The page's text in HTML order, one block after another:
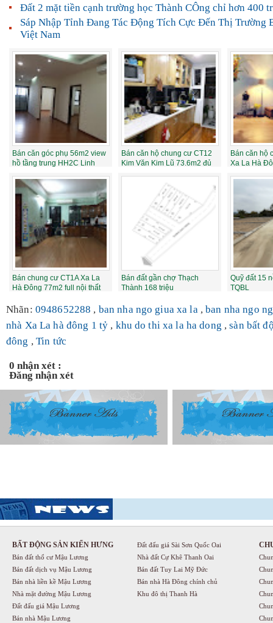
Đất 2 mặt tiền cạnh trường học Thành CÔng chỉ hơn 400
Sáp Nhập Tỉnh Đang Tác Động Tích Cực Đến Thị Trường
Việt Nam
Bán căn góc phụ 56m2 view
hồ tầng trung HH2C Linh
Bán căn hộ chung cư CT12
Kim Văn Kim Lũ 73.6m2 đủ
Bán căn hộ
Xa La Hà
Bán chung cư CT1A Xa La
Hà Đông 77m2 full nội thất
Bán đất gần chợ Thạch
Thành 168 triệu
Quỹ đất 15
TQBL
Nhãn: 0948652288 , ban nha ngo giua xa la ,ban nha ngo
nhà Xa La hà đông 1 tỷ , khu do thi xa la ha dong ,sàn bất
đông , Tin tức
0 nhận xét :
Đăng nhận xét
BẤT ĐỘNG SẢN KIẾN HƯNG
Bán đất thổ cư Mậu Lương
Bán đất dịch vụ Mậu Lương
Bán nhà liền kề Mậu Lương
Nhà mặt đường Mậu Lương
Đất đấu giá Mậu Lương
Bán nhà Mậu Lương
Đất đấu giá Sài Sơn Quốc Oai
Nhà đất Cự Khê Thanh Oai
Bán đất Tuy Lai Mỹ Đức
Bán nhà Hà Đông chính chủ
Khu đô thị Thanh Hà